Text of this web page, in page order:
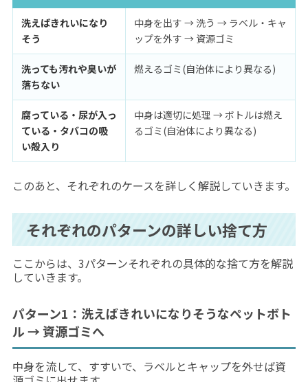
洗えばきれいになり
そう
中身を出す → 洗う → ラベル・キャ
ップを外す → 資源ゴミ
洗っても汚れや臭いが
落ちない
燃えるゴミ(自治体により異なる)
腐っている・尿が入っ
ている・タバコの吸
い殻入り
中身は適切に処理 → ボトルは燃え
るゴミ(自治体により異なる)
このあと、それぞれのケースを詳しく解説していきます。
それぞれのパターンの詳しい捨て方
ここからは、3パターンそれぞれの具体的な捨て方を解説
していきます。
パターン1：洗えばきれいになりそうなペットボト
ル → 資源ゴミへ
中身を流して、すすいで、ラベルとキャップを外せば資